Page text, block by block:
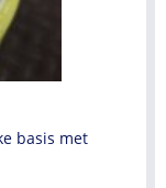
basis met